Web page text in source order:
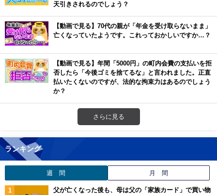
天引きされるのでしょう？
【動画で見る】70代の親が「年金を受け取らないまま」
亡くなっていたようです。これっておかしいですか…？
【動画で見る】年間「5000円」の町内会費の支払いを拒
否したら「今後ゴミを捨てるな」と言われました。正直
払いたくないのですが、法的な拘束力はあるのでしょう
か？
さらに見る
ランキング
週 間 月 間
父が亡くなった後も、母は父の「家族カード」で買い物